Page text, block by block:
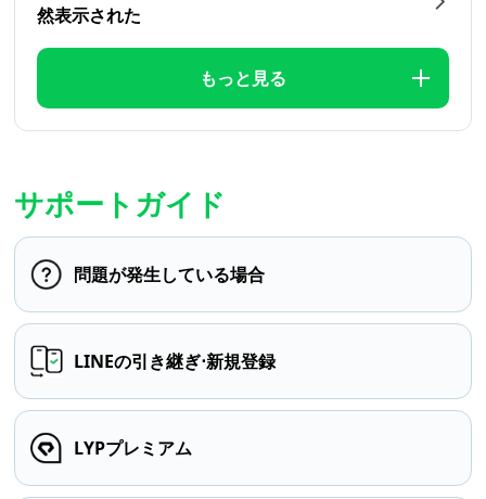
然表示された
もっと見る
サポートガイド
問題が発生している場合
LINEの引き継ぎ⋅新規登録
LYPプレミアム